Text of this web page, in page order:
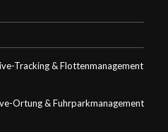
Tracking & Flottenmanagement
Ortung & Fuhrparkmanagement